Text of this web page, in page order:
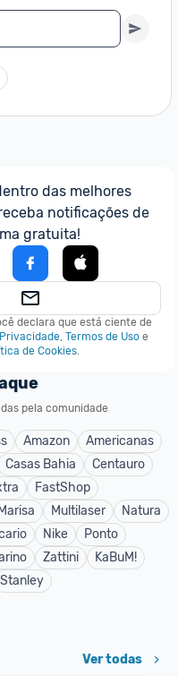
das melhores
notificações de
gratuita!
declara que está ciente de
, Termos de Uso e
de Cookies.
pela comunidade
Amazon
Americanas
Casas Bahia
Centauro
FastShop
Marisa Multilaser
Natura
Nike
Ponto
Zattini
KaBuM!
Stanley
Ver todas